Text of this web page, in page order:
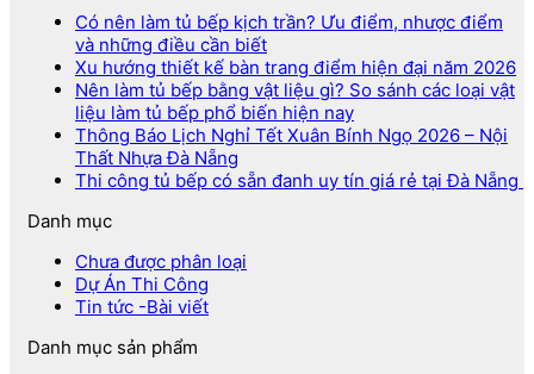
Có nên làm tủ bếp kịch trần? Ưu điểm, nhược điểm
và những điều cần biết
Xu hướng thiết kế bàn trang điểm hiện đại năm 2026
Nên làm tủ bếp bằng vật liệu gì? So sánh các loại vật
liệu làm tủ bếp phổ biến hiện nay
Thông Báo Lịch Nghỉ Tết Xuân Bính Ngọ 2026 – Nội
Thất Nhựa Đà Nẵng
Thi công tủ bếp có sẵn đanh uy tín giá rẻ tại Đà Nẵng
Danh mục
Chưa được phân loại
Dự Án Thi Công
Tin tức -Bài viết
Danh mục sản phẩm